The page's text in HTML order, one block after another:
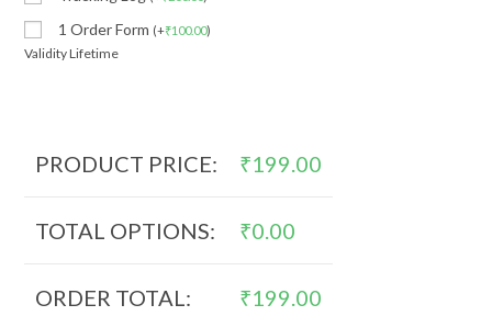
1 Order Form (+₹100.00)
Validity Lifetime
PRODUCT PRICE: ₹199.00
TOTAL OPTIONS: ₹0.00
ORDER TOTAL: ₹199.00